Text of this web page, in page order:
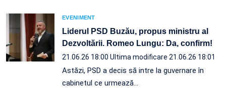
EVENIMENT
Liderul PSD Buzău, propus ministru al
Dezvoltării. Romeo Lungu: Da, confirm!
21.06.26 18:00 Ultima modificare 21.06.26 18:01
Astăzi, PSD a decis să intre la guvernare în
cabinetul ce urmează…